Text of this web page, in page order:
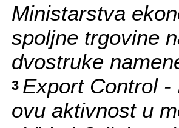
Ministarstva
spoljne trgovine
dvostruke
3 Export Control
ovu aktivnost u